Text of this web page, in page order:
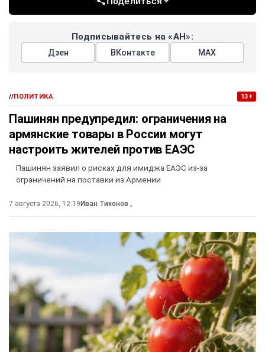
Подписывайтесь на «АН»:
Дзен ВКонтакте МАХ
//ПОЛИТИКА 13+
Пашинян предупредил: ограничения на
армянские товары в России могут
настроить жителей против ЕАЭС
Пашинян заявил о рисках для имиджа ЕАЭС из-за
ограничений на поставки из Армении
7 августа 2026, 12:19Иван Тихонов ,